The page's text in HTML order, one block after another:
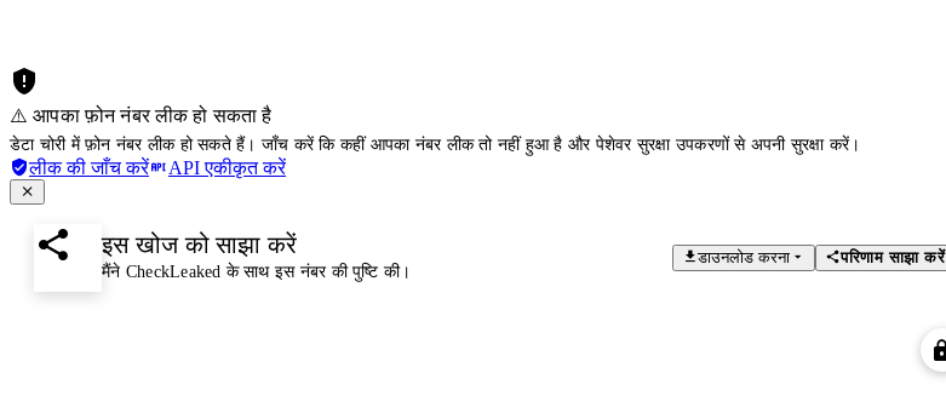
⚠️ आपका फ़ोन नंबर लीक हो सकता है
डेटा चोरी में फ़ोन नंबर लीक हो सकते हैं। जाँच करें कि कहीं आपका नंबर लीक तो नहीं हुआ है और पेशेवर सुरक्षा उपकरणों से अपनी सुरक्षा करें।
लीक की जाँच करें API एकीकृत करें
इस खोज को साझा करें
मैंने CheckLeaked के साथ इस नंबर की पुष्टि की।
डाउनलोड करना परिणाम साझा करें